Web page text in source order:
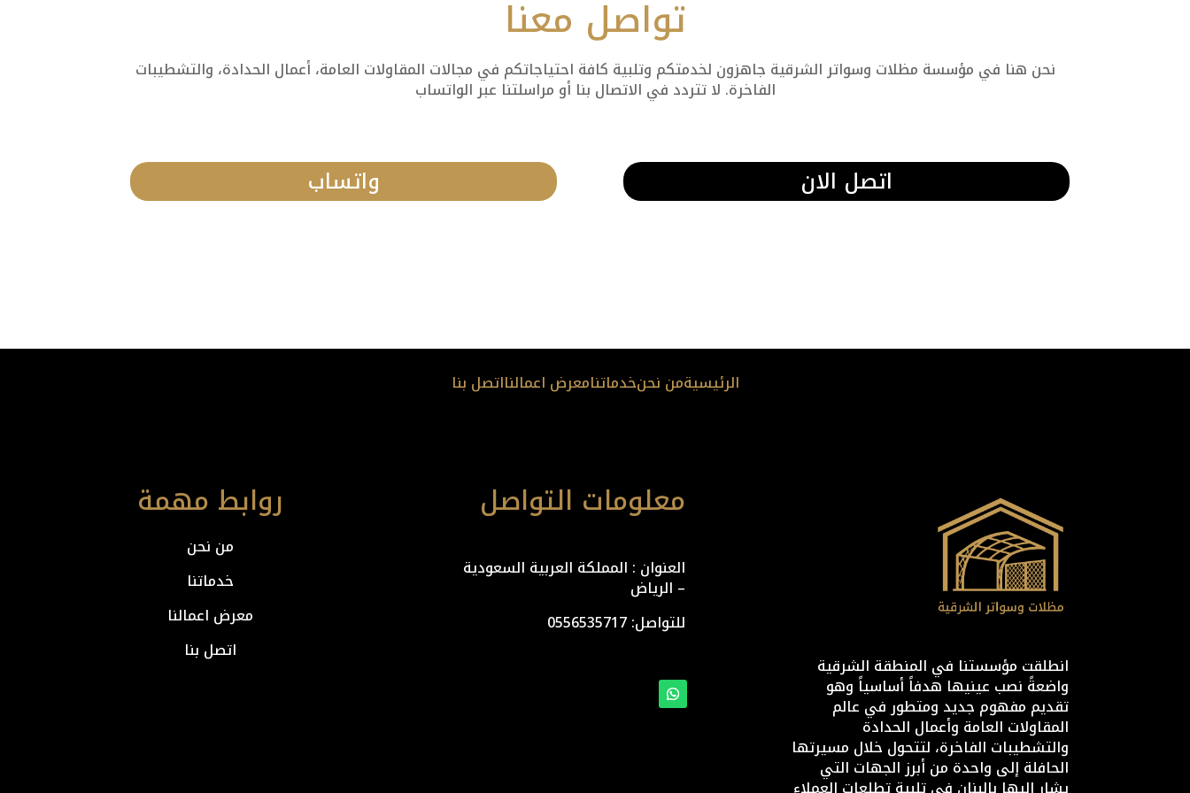
تواصل معنا
نحن هنا في مؤسسة مظلات وسواتر الشرقية جاهزون لخدمتكم وتلبية كافة احتياجاتكم في مجالات المقاولات العامة، أعمال الحدادة، والتشطيبات
الفاخرة. لا تتردد في الاتصال بنا أو مراسلتنا عبر الواتساب
واتساب اتصل الان
الرئيسيةمن نحنخدماتنامعرض اعمالنااتصل بنا
روابط مهمة
من نحن
خدماتنا
معرض اعمالنا
اتصل بنا
معلومات التواصل
العنوان : المملكة العربية السعودية
– الرياض
للتواصل: ⁦0556535717
انطلقت مؤسستنا في المنطقة الشرقية
واضعةً نصب عينيها هدفاً أساسياً وهو
تقديم مفهوم جديد ومتطور في عالم
المقاولات العامة وأعمال الحدادة
والتشطيبات الفاخرة، لتتحول خلال مسيرتها
الحافلة إلى واحدة من أبرز الجهات التي